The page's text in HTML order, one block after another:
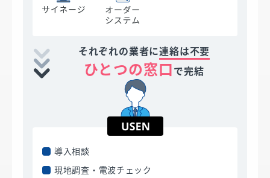
それぞれの業者に連絡は不要
ひとつの窓口で完結
導入相談
現地調査・電波チェック